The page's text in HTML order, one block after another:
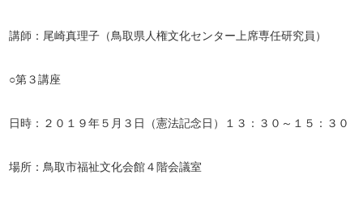
講師：尾崎真理子（鳥取県人権文化センター上席専任研究員）
○第３講座
日時：２０１９年５月３日（憲法記念日）１３：３０～１５：３０
場所：鳥取市福祉文化会館４階会議室